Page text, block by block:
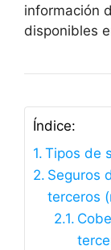
información
disponibles
Índice:
Tipos de
Seguros
terceros